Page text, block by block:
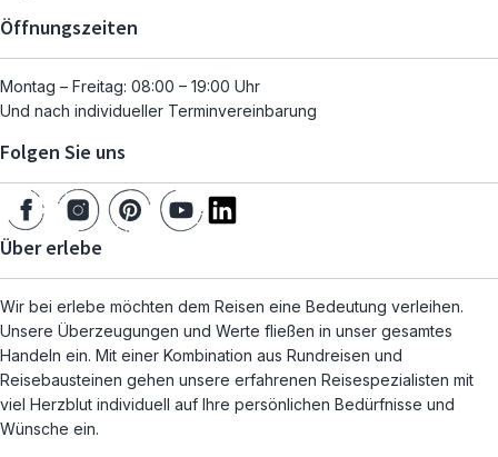
Öffnungszeiten
Montag – Freitag: 08:00 – 19:00 Uhr
Und nach individueller Terminvereinbarung
Folgen Sie uns
Über erlebe
Wir bei erlebe möchten dem Reisen eine Bedeutung verleihen.
Unsere Überzeugungen und Werte fließen in unser gesamtes
Handeln ein. Mit einer Kombination aus Rundreisen und
Reisebausteinen gehen unsere erfahrenen Reisespezialisten mit
viel Herzblut individuell auf Ihre persönlichen Bedürfnisse und
Wünsche ein.